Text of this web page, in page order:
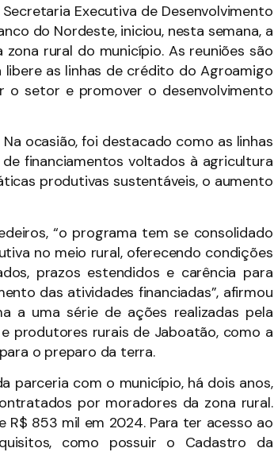
Executiva de Desenvolvimento
do Nordeste, iniciou, nesta semana, a
rural do município. As reuniões são
as linhas de crédito do Agroamigo
o setor e promover o desenvolvimento
ocasião, foi destacado como as linhas
financiamentos voltados à agricultura
produtivas sustentáveis, o aumento
“o programa tem se consolidado
no meio rural, oferecendo condições
prazos estendidos e carência para
das atividades financiadas”, afirmou
a uma série de ações realizadas pela
produtores rurais de Jaboatão, como a
o preparo da terra.
parceria com o município, há dois anos,
por moradores da zona rural.
R$ 853 mil em 2024. Para ter acesso ao
como possuir o Cadastro da